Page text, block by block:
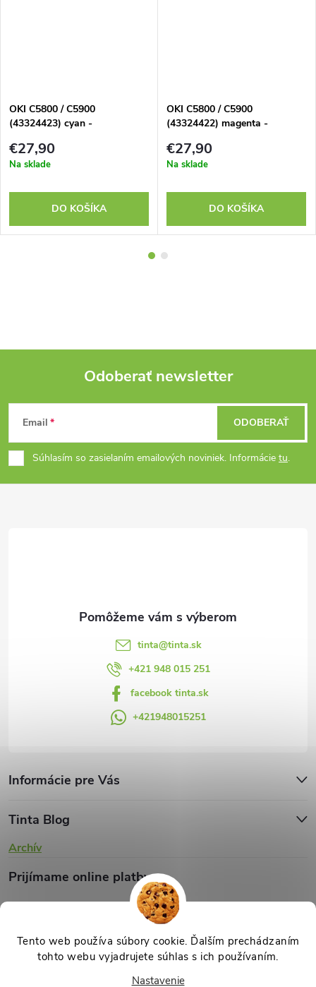
Tento web používa súbory cookie. Ďalším prechádzaním
tohto webu vyjadrujete súhlas s ich používaním.
Nastavenie
OKI C5800 / C5900
(43324423) cyan -
€27,90
Na sklade
DO KOŠÍKA
OKI C5800 / C5900
(43324422) magenta -
€27,90
Na sklade
DO KOŠÍKA
Z
á
p
Odoberať newsletter
Email
Súhlasím so zasielaním emailových noviniek. Informácie tu.
ODOBERAŤ
tinta@tinta.sk
+421 948 015 251
facebook tinta.sk
+421948015251
Informácie pre Vás
Tinta Blog
Archív
Prijímame online platby
TINTA.sk . Všetky práva vyhradené.
cookies